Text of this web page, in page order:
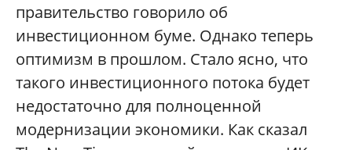
правительство говорило об
инвестиционном буме. Однако теперь
оптимизм в прошлом. Стало ясно, что
такого инвестиционного потока будет
недостаточно для полноценной
модернизации экономики. Как сказал